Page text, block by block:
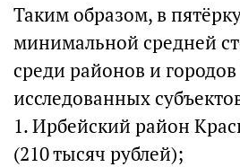
Таким образом, в
минимальной средней
среди районов и городов
исследованных
1. Ирбейский район
(210 тысяч рублей);